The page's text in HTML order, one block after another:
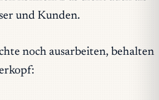
und Kunden.
noch ausarbeiten, behalten